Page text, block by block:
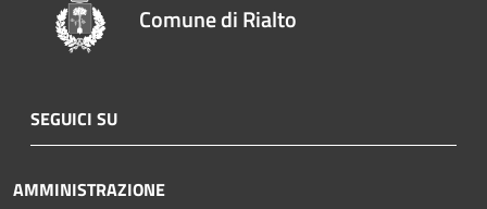
Comune di Rialto
SEGUICI SU
AMMINISTRAZIONE